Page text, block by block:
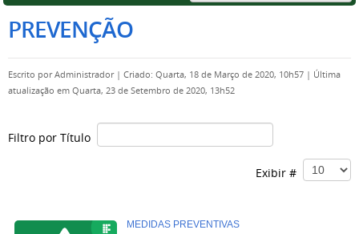
PREVENÇÃO
Escrito porAdministrador | Criado: Quarta, 18 de Março de 2020, 10h57 | Última
atualização em Quarta, 23 de Setembro de 2020, 13h52
Filtro por Título
Exibir #
MEDIDAS PREVENTIVAS